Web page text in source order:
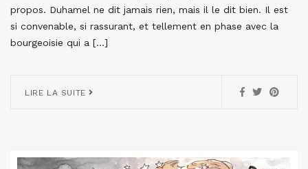
propos. Duhamel ne dit jamais rien, mais il le dit bien. Il est
si convenable, si rassurant, et tellement en phase avec la
bourgeoisie qui a […]
LIRE LA SUITE